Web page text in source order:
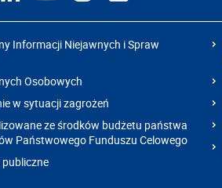
Informacji Niejawnych i Spraw
Osobowych
w sytuacji zagrożeń
ze środków budżetu państwa
Państwowego Funduszu Celowego